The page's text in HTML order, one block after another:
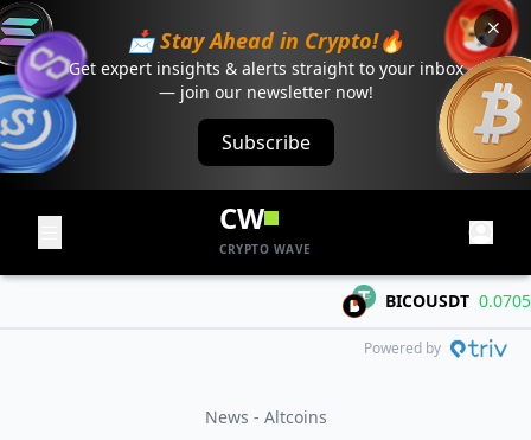
📩 Stay Ahead in Crypto!🔥
Get expert insights & alerts straight to your inbox
— join our newsletter now!
Subscribe
CW
CRYPTO WAVE
BICOUSDT 0.07051
Powered by
News - Altcoins